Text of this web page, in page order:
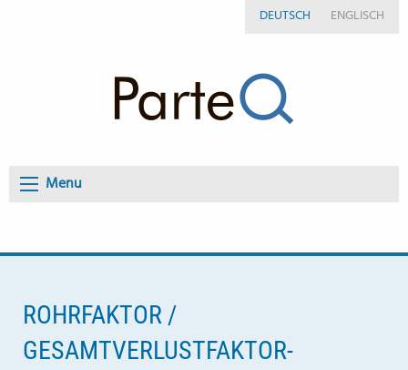
DEUTSCH ENGLISCH
Menu
ROHRFAKTOR /
GESAMTVERLUSTFAKTOR-